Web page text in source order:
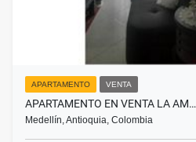
APARTAMENTO VENTA
APARTAMENTO EN VENTA LA AM…
Medellín, Antioquia, Colombia